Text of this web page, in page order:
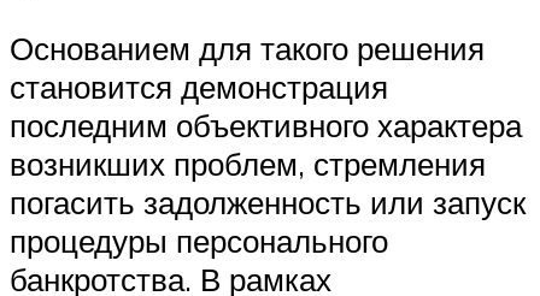
Основанием для такого решения
становится демонстрация
последним объективного характера
возникших проблем, стремления
погасить задолженность или запуск
процедуры персонального
банкротства. В рамках